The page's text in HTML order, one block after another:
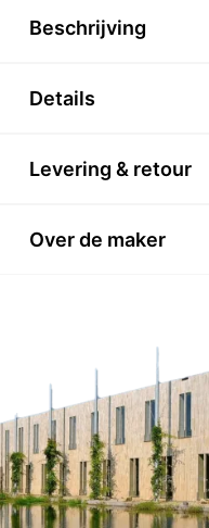
Beschrijving
Details
Levering & retour
Over de maker